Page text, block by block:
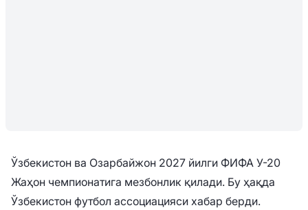
Ўзбекистон ва Озарбайжон 2027 йилги ФИФА У-20
Жаҳон чемпионатига мезбонлик қилади. Бу ҳақда
Ўзбекистон футбол ассоциацияси хабар берди.